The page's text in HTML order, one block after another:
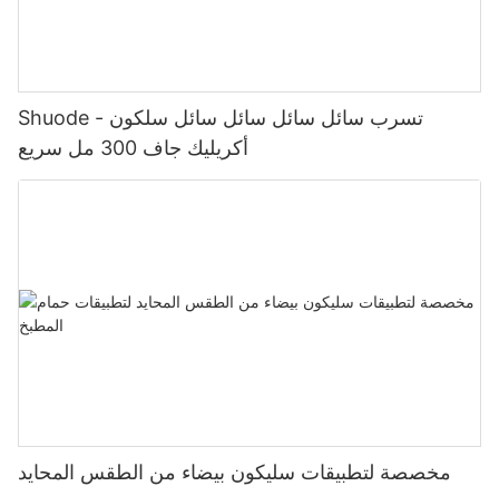
Shuode - تسرب سائل سائل سائل سائل سلكون
أكريليك جاف 300 مل سريع
مخصصة لتطبيقات سليكون بيضاء من الطقس المحايد